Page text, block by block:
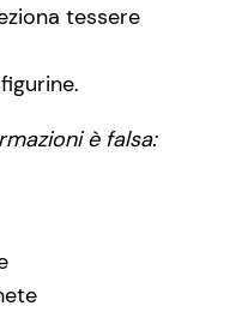
tessere
è falsa: